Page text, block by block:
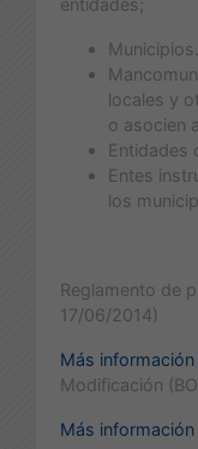
Municipios.
locales y
o asocien
Entidades
Entes
los
Reglamento de
17/06/2014)
Más información
Modificación
Más información